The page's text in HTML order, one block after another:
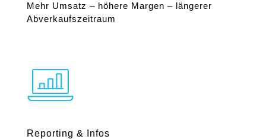
Mehr Umsatz – höhere Margen – längerer
Abverkaufszeitraum
Reporting & Infos